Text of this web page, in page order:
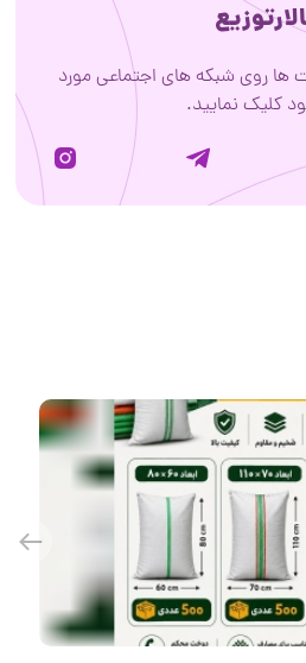
ها روی شبکه های اجتماعی مورد
کلیک نمایید.